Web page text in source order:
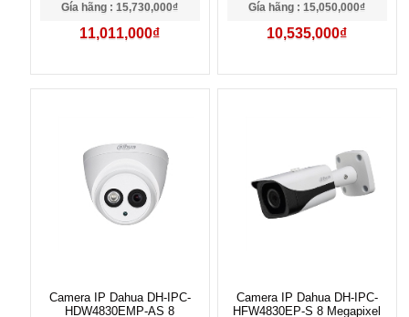
Gía hãng : 15,730,000₫
11,011,000₫
Gía hãng : 15,050,000₫
10,535,000₫
Camera IP Dahua DH-IPC-
HDW4830EMP-AS 8
Camera IP Dahua DH-IPC-
HFW4830EP-S 8 Megapixel